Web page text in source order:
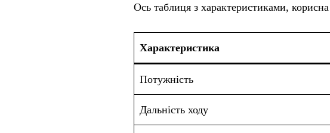
Ось таблиця з характеристиками,
Характеристика
Потужність
Дальність ходу